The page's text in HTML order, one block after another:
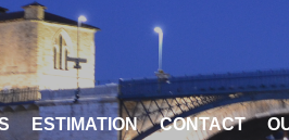
ESTIMATION CONTACT